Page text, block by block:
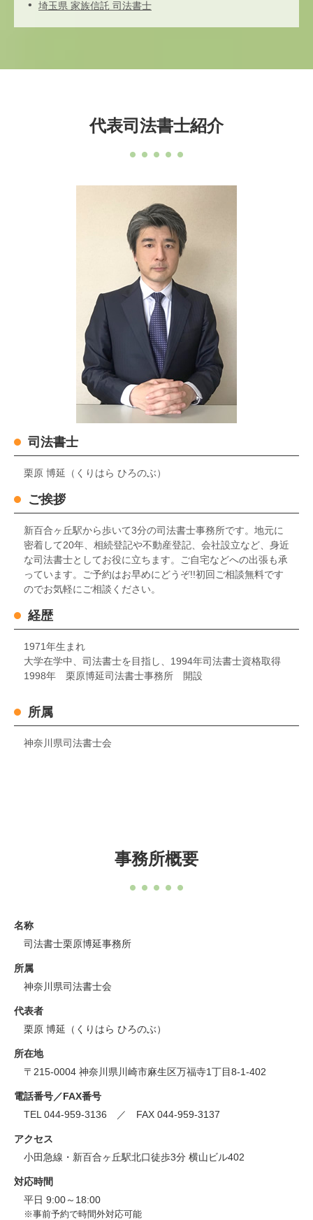
埼玉県 家族信託 司法書士
代表司法書士紹介
司法書士
栗原 博延（くりはら ひろのぶ）
ご挨拶
新百合ヶ丘駅から歩いて3分の司法書士事務所です。地元に
密着して20年、相続登記や不動産登記、会社設立など、身近
な司法書士としてお役に立ちます。ご自宅などへの出張も承
っています。ご予約はお早めにどうぞ!!初回ご相談無料です
のでお気軽にご相談ください。
経歴
1971年生まれ
大学在学中、司法書士を目指し、1994年司法書士資格取得
1998年 栗原博延司法書士事務所 開設
所属
神奈川県司法書士会
事務所概要
名称
司法書士栗原博延事務所
所属
神奈川県司法書士会
代表者
栗原 博延（くりはら ひろのぶ）
所在地
〒215-0004 神奈川県川崎市麻生区万福寺1丁目8-1-402
電話番号／FAX番号
TEL 044-959-3136 ／ FAX 044-959-3137
アクセス
小田急線・新百合ヶ丘駅北口徒歩3分 横山ビル402
対応時間
平日 9:00～18:00
※事前予約で時間外対応可能